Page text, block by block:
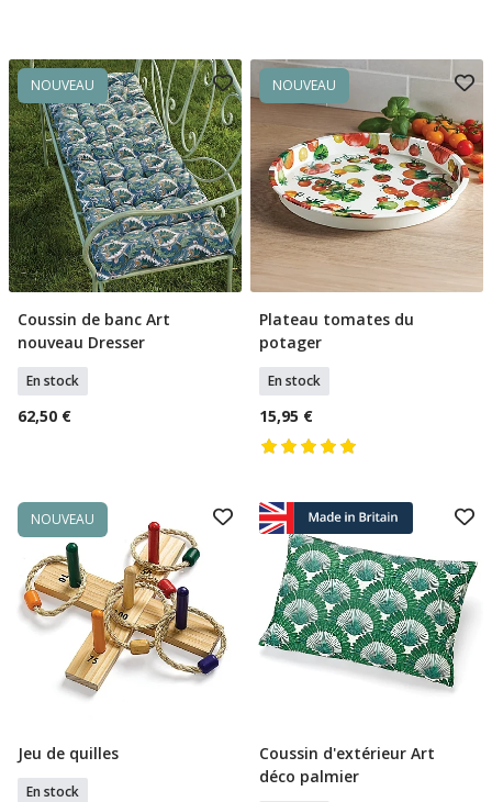
NOUVEAU
Ajouter Au Panier
Coussin de banc Art
nouveau Dresser
En stock
62,50 €
NOUVEAU
Ajouter Au Panier
Plateau tomates du
potager
En stock
15,95 €
NOUVEAU
Ajouter Au Panier
Jeu de quilles
En stock
Ajouter Au Panier
Coussin d'extérieur Art
déco palmier